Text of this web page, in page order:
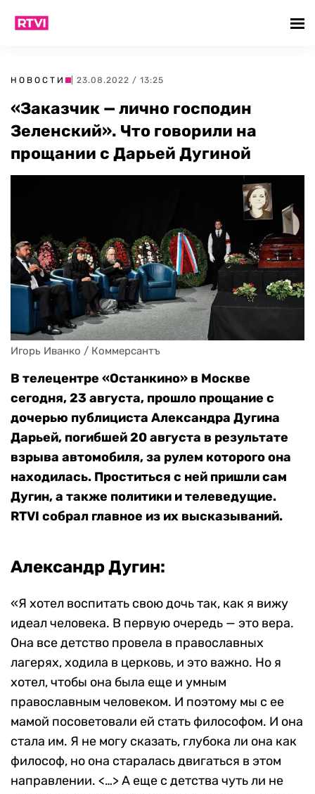
НОВОСТИ | 23.08.2022 / 13:25
«Заказчик — лично господин
Зеленский». Что говорили на
прощании с Дарьей Дугиной
Игорь Иванко / Коммерсантъ
В телецентре «Останкино» в Москве
сегодня, 23 августа, прошло прощание с
дочерью публициста Александра Дугина
Дарьей, погибшей 20 августа в результате
взрыва автомобиля, за рулем которого она
находилась. Проститься с ней пришли сам
Дугин, а также политики и телеведущие.
RTVI собрал главное из их высказываний.
Александр Дугин:
«Я хотел воспитать свою дочь так, как я вижу
идеал человека. В первую очередь — это вера.
Она все детство провела в православных
лагерях, ходила в церковь, и это важно. Но я
хотел, чтобы она была еще и умным
православным человеком. И поэтому мы с ее
мамой посоветовали ей стать философом. И она
стала им. Я не могу сказать, глубока ли она как
философ, но она старалась двигаться в этом
направлении. <…> А еще с детства чуть ли не